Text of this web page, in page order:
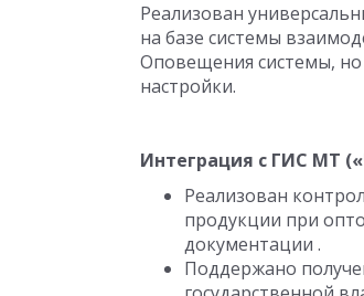
Реализован
на базе системы
Оповещения системы,
настройки.
Интеграция с ГИС МТ
Реализован
продукции при
документации .
Поддержано